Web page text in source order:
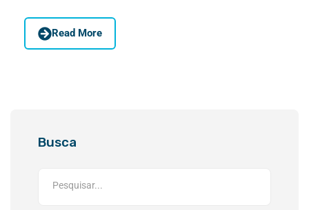
Read More
Busca